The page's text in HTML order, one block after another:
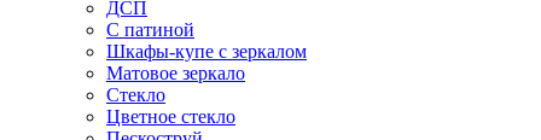
ДСП
С патиной
Шкафы-купе с зеркалом
Матовое зеркало
Стекло
Цветное стекло